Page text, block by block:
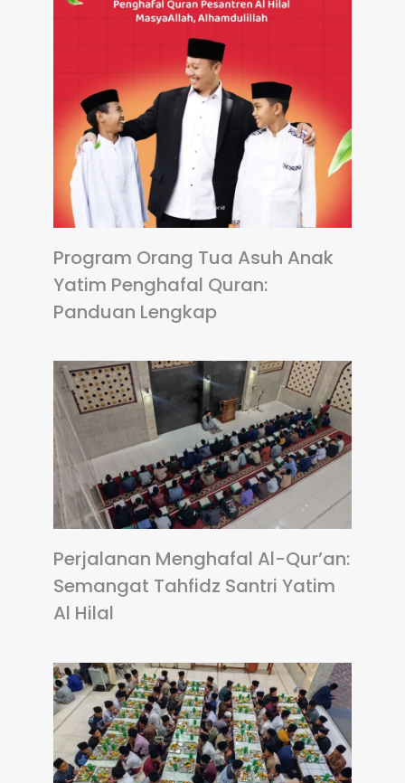
Program Orang Tua Asuh Anak
Yatim Penghafal Quran:
Panduan Lengkap
Perjalanan Menghafal Al-Qur’an:
Semangat Tahfidz Santri Yatim
Al Hilal